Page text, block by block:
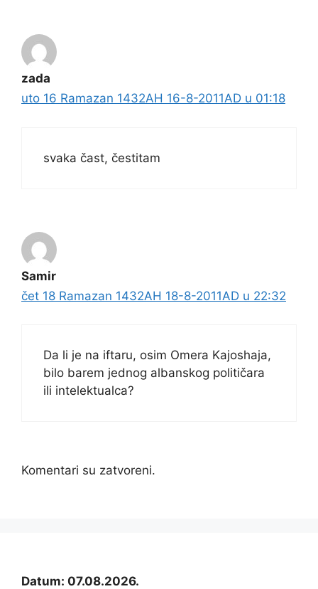
zada
uto 16 Ramazan 1432AH 16-8-2011AD u 01:18
svaka čast, čestitam
Samir
čet 18 Ramazan 1432AH 18-8-2011AD u 22:32
Da li je na iftaru, osim Omera Kajoshaja,
bilo barem jednog albanskog političara
ili intelektualca?
Komentari su zatvoreni.
Datum: 07.08.2026.